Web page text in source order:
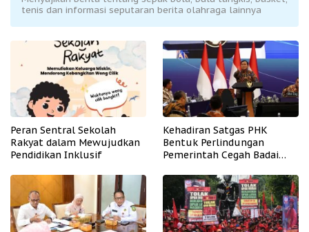
tenis dan informasi seputaran berita olahraga lainnya
Peran Sentral Sekolah
Rakyat dalam Mewujudkan
Pendidikan Inklusif
Kehadiran Satgas PHK
Bentuk Perlindungan
Pemerintah Cegah Badai